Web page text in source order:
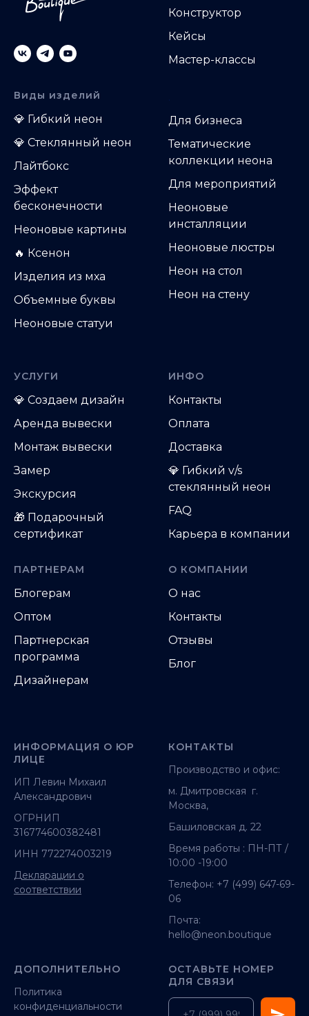
Конструктор
Кейсы
Мастер-классы
Виды изделий
💎 Гибкий неон
💎 Стеклянный неон
Лайтбокс
Эффект
бесконечности
Неоновые картины
🔥 Ксенон
Изделия из мха
Объемные буквы
Неоновые статуи
Для бизнеса
Тематические
коллекции неона
Для мероприятий
Неоновые
инсталляции
Неоновые люстры
Неон на стол
Неон на стену
УСЛУГИ
💎 Создаем дизайн
Аренда вывески
Монтаж вывески
Замер
Экскурсия
🎁 Подарочный
сертификат
ИНФО
Контакты
Оплата
Доставка
💎 Гибкий v/s
стеклянный неон
FAQ
Карьера в компании
ПАРТНЕРАМ
Блогерам
Оптом
Партнерская
программа
Дизайнерам
О КОМПАНИИ
О нас
Контакты
Отзывы
Блог
ИНФОРМАЦИЯ О ЮР
ЛИЦЕ
ИП Левин Михаил
Александрович
ОГРНИП
316774600382481
ИНН 772274003219
Декларации о
соответствии
КОНТАКТЫ
Производство и офис:
м. Дмитровская г.
Москва,
Башиловская д. 22
Время работы : ПН-ПТ /
10:00 -19:00
Телефон: +7 (499) 647-69-
06
Почта:
hello@neon.boutique
ДОПОЛНИТЕЛЬНО
Политика
конфиденциальности
ОСТАВЬТЕ НОМЕР
ДЛЯ СВЯЗИ